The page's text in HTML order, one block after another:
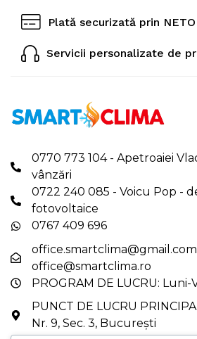
Plată securizată prin
Servicii personalizate de
0770 773 104 - Apetroaiei
vânzări
0722 240 085 - Voicu Pop -
fotovoltaice
0767 409 696
office.smartclima@gmail.com
office@smartclima.ro
PROGRAM DE LUCRU: Luni-
PUNCT DE LUCRU
Nr. 9, Sec. 3, București